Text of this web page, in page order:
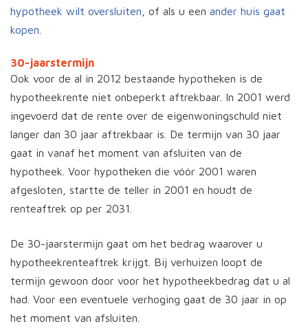
hypotheek wilt oversluiten , of als u een ander huis gaat
kopen
30-jaarstermijn
Ook voor de al in 2012 bestaande hypotheken is de
hypotheekrente niet onbeperkt aftrekbaar. In 2001 werd
ingevoerd dat de rente over de eigenwoningschuld niet
langer dan 30 jaar aftrekbaar is. De termijn van 30 jaar
gaat in vanaf het moment van afsluiten van de
hypotheek. Voor hypotheken die vóór 2001 waren
afgesloten, startte de teller in 2001 en houdt de
renteaftrek op per 2031.
De 30-jaarstermijn gaat om het bedrag waarover u
hypotheekrenteaftrek krijgt. Bij verhuizen loopt de
termijn gewoon door voor het hypotheekbedrag dat u al
had. Voor een eventuele verhoging gaat de 30 jaar in op
het moment van afsluiten.